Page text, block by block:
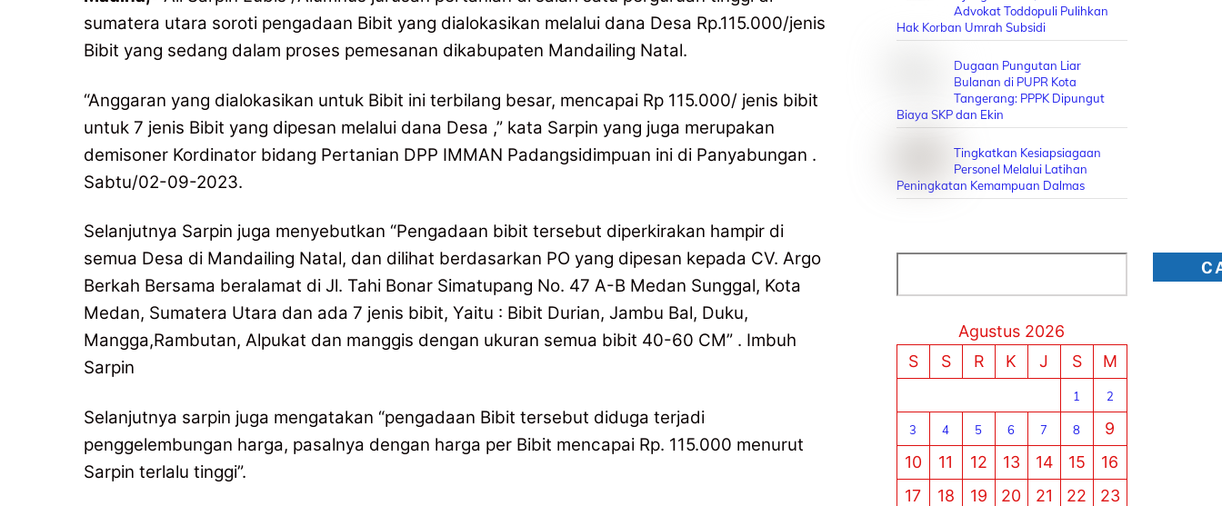
sumatera utara soroti pengadaan Bibit yang dialokasikan melalui dana Desa Rp.115.000/jenis
Bibit yang sedang dalam proses pemesanan dikabupaten Mandailing Natal.
“Anggaran yang dialokasikan untuk Bibit ini terbilang besar, mencapai Rp 115.000/ jenis bibit
untuk 7 jenis Bibit yang dipesan melalui dana Desa ,” kata Sarpin yang juga merupakan
demisoner Kordinator bidang Pertanian DPP IMMAN Padangsidimpuan ini di Panyabungan .
Sabtu/02-09-2023.
Selanjutnya Sarpin juga menyebutkan “Pengadaan bibit tersebut diperkirakan hampir di
semua Desa di Mandailing Natal, dan dilihat berdasarkan PO yang dipesan kepada CV. Argo
Berkah Bersama beralamat di Jl. Tahi Bonar Simatupang No. 47 A-B Medan Sunggal, Kota
Medan, Sumatera Utara dan ada 7 jenis bibit, Yaitu : Bibit Durian, Jambu Bal, Duku,
Mangga,Rambutan, Alpukat dan manggis dengan ukuran semua bibit 40-60 CM” . Imbuh
Sarpin
Selanjutnya sarpin juga mengatakan “pengadaan Bibit tersebut diduga terjadi
penggelembungan harga, pasalnya dengan harga per Bibit mencapai Rp. 115.000 menurut
Sarpin terlalu tinggi”.
Advokat Toddopuli Pulihkan
Hak Korban Umrah Subsidi
Dugaan Pungutan Liar
Bulanan di PUPR Kota
Tangerang: PPPK Dipungut
Biaya SKP dan Ekin
Tingkatkan Kesiapsiagaan
Personel Melalui Latihan
Peningkatan Kemampuan Dalmas
Agustus 2026
S
S R K J S M
1 2
3 4 5 6 7 8
9
10
11 12 13 14 15
16
17
18 19 20 21 22
23